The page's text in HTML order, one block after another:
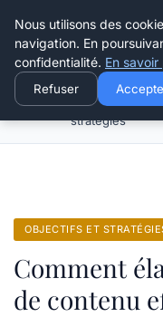
Henry Panky
Objectifs et
stratégies
OBJECTIFS ET
Comment
de contenu
Nous utilisons des
navigation. En
confidentialité. En savoir
Refuser